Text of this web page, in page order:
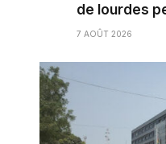
de lourdes
7 AOÛT 2026